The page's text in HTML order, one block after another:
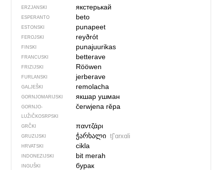
ERZJANSKI якстерькай
ESPERANTO beto
ESTONSKI punapeet
FEROJSKI reyðrót
FINSKI punajuurikas
FRANCUSKI betterave
FRIZIJSKI Rööwen
FURLANSKI jerberave
GALJEŠKI remolacha
GORNJOMARIJSKI якшар ушман
GORNJO­
LUŽIČKOSRPSKI
čerwjena rěpa
GRČKI παντζάρι
GRUZIJSKI ჭარხალი tʃʼɑrxɑli
HRVATSKI cikla
INDONEZIJSKI bit merah
INGUŠKI бурак